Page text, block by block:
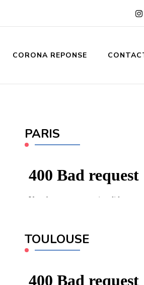
CORONA REPONSE
PARIS
TOULOUSE